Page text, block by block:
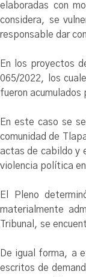
elaboradas con
considera, se
responsable dar
En los proyectos
065/2022, los
fueron
En este caso se
comunidad de
actas de cabildo y
violencia política
El Pleno
materialmente
Tribunal, se
De igual forma, a
escritos de